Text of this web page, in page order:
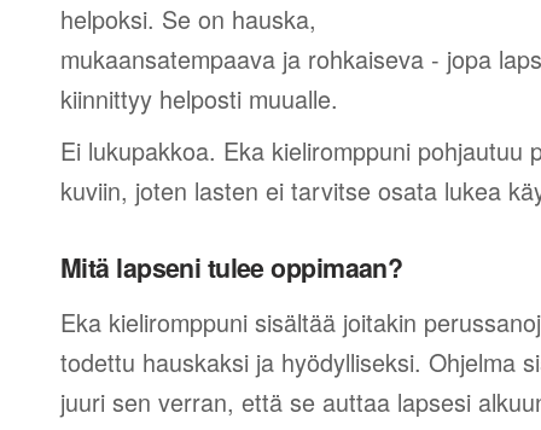
helpoksi. Se on hauska,
mukaansatempaava ja rohkaiseva - jopa
kiinnittyy helposti muualle.
Ei lukupakkoa. Eka kieliromppuni pohjautuu
kuviin, joten lasten ei tarvitse osata lukea
Mitä lapseni tulee oppimaan?
Eka kieliromppuni sisältää joitakin
todettu hauskaksi ja hyödylliseksi. Ohjelma
juuri sen verran, että se auttaa lapsesi